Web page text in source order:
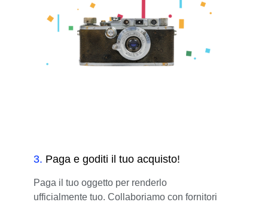
3. Paga e goditi il tuo acquisto!
Paga il tuo oggetto per renderlo
ufficialmente tuo. Collaboriamo con fornitori